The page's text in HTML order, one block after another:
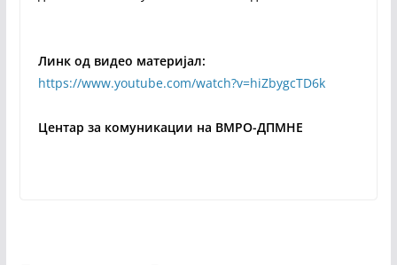
Линк од видео материјал:
https://www.youtube.com/watch?v=hiZbygcTD6k
Центар за комуникации на ВМРО-ДПМНЕ